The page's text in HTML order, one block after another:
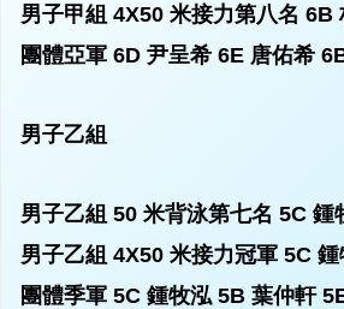
男子甲組 4X50 米接力第八名 6B
團體亞軍 6D 尹呈希 6E 唐佑希
男子乙組
男子乙組 50 米背泳第七名 5C 鍾
男子乙組 4X50 米接力冠軍 5C 鍾
團體季軍 5C 鍾牧泓 5B 葉仲軒